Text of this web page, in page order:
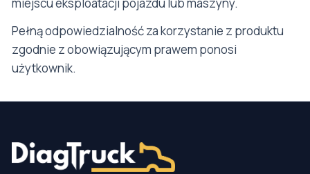
Pełną odpowiedzialność za korzystanie z produktu
zgodnie z obowiązującym prawem ponosi
użytkownik.